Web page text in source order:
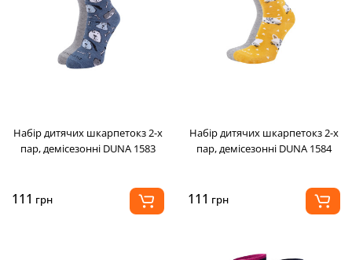
Набір дитячих шкарпетокз 2-х
пар, демісезонні DUNA 1583
111 грн
Набір дитячих шкарпетокз 2-х
пар, демісезонні DUNA 1584
111 грн